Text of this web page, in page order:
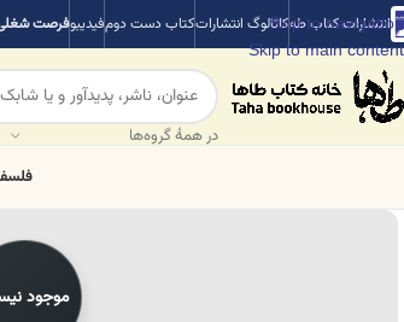
Skip to navigation
Skip to main content
انتشارات کتاب طهکاتالوگ انتشاراتکتاب دست دومفیدیبوفرصت
در همهٔ گروه‌ها
موجود